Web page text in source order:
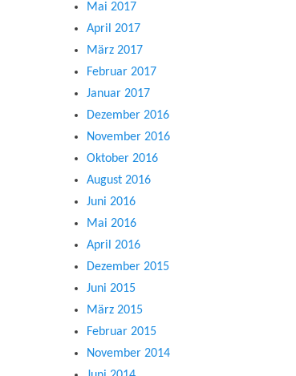
Mai 2017
April 2017
März 2017
Februar 2017
Januar 2017
Dezember 2016
November 2016
Oktober 2016
August 2016
Juni 2016
Mai 2016
April 2016
Dezember 2015
Juni 2015
März 2015
Februar 2015
November 2014